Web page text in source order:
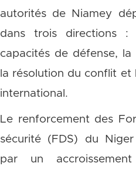
autorités de Niamey
dans trois directions :
capacités de défense,
la résolution du conflit et
international.
Le renforcement des
sécurité (FDS) du
par un